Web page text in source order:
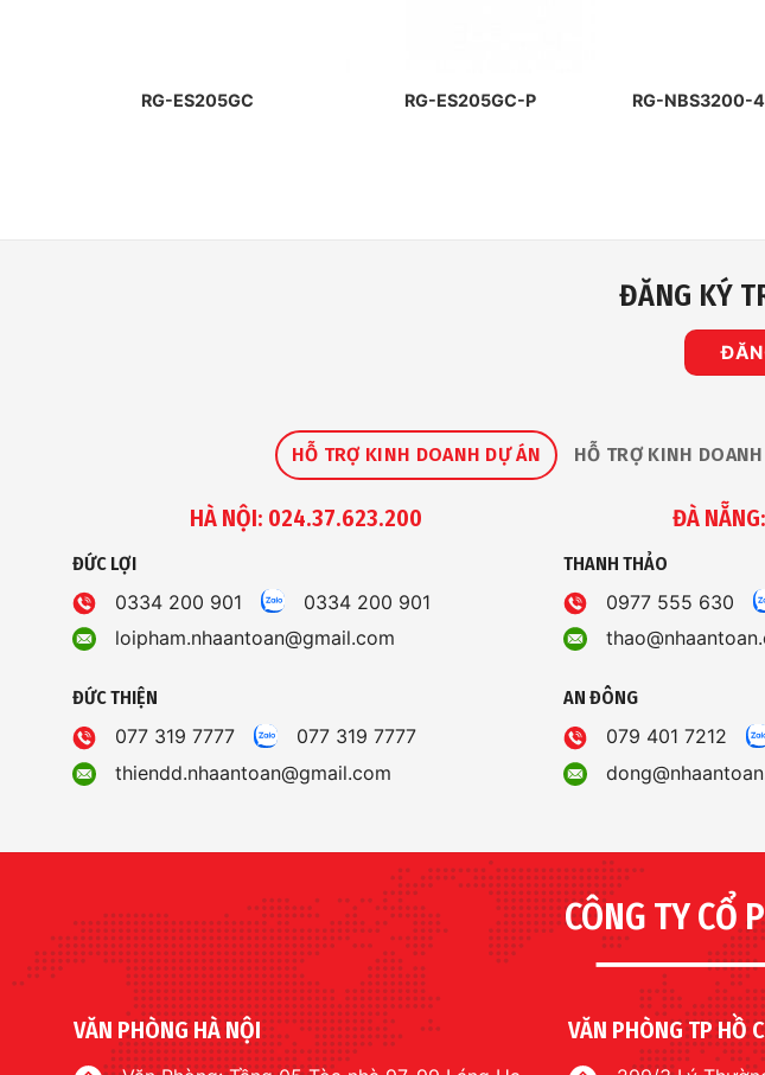
RG-ES205GC RG-ES205GC-P RG-NBS3200-
ĐĂNG KÝ
HỖ TRỢ KINH DOANH DỰ ÁN HỖ TRỢ KINH
HÀ NỘI: 024.37.623.200
ĐỨC LỢI
0334 200 901
0334 200 901
loipham.nhaantoan@gmail.com
ĐỨC THIỆN
077 319 7777
077 319 7777
thiendd.nhaantoan@gmail.com
ĐÀ
THANH THẢO
0977 555 630
AN ĐÔNG
079 401 7212
CÔNG TY CỔ
VĂN PHÒNG HÀ NỘI VĂN PHÒNG TP HỒ